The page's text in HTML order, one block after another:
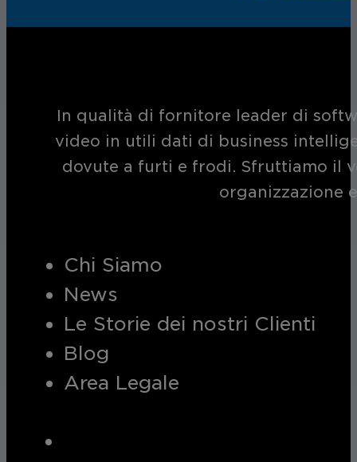
In qualità di fornitore leader di
video in utili dati di business
dovute a furti e frodi. Sfruttiamo il
organizzazione
Chi Siamo
News
Le Storie dei nostri Clienti
Blog
Area Legale